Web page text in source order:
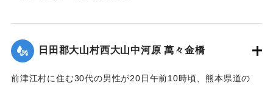
｜固有コード:00275033
日田郡大山村西大山中河原 萬々金橋
前津江村に住む30代の男性が20日午前10時頃、熊本県道の